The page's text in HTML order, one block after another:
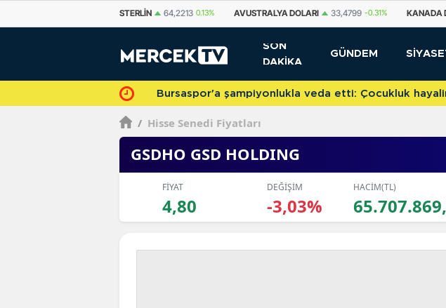
AVUSTRALYA DOLARI 33,4799 -0.31% KANADA DOLARI 33,9665 0.02%
SON
DAKİKA
GÜNDEM
Bursaspor'a şampiyonlukla veda etti: Çocukluk hayalini
/ Hisse Senedi Fiyatları
GSDHO GSD HOLDING
FİYAT
4,80
DEĞİŞİM
-3,03%
HACİM(TL)